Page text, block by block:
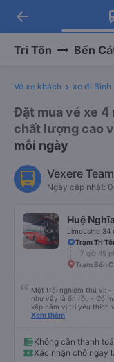
Tải
Tải
-30k/
arrow_back
Tri Tôn Bến
Vé xe khách xe đi Bình
Đặt mua vé xe 4
chất lượng cao
mỗi ngày
Vexere Team
Ngày cập nhật:
Huệ
Limousine 34
Trạm Tri
7 giờ 45
Trạm Bến
Một trải nghiệm thú vị: - Xe chạy rất
như vậy là ổn rồi. - Có
xếp nằm vị trí yêu thích
nhiệt tình, vui vẻ. - Bác
chờ nhà xe rộng rãi,
nhà vệ sinh. - Thích
tích, đầy đủ, bài bản.
Xem thêm
Không cần thanh
Xác nhận chỗ ngay